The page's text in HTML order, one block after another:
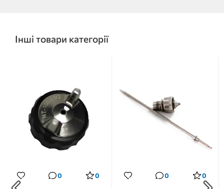
Інші товари категорії
0 0 0 0